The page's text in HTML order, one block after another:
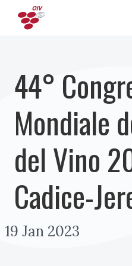
44°
Mondiale
del Vino
Cadice-
19 Jan 2023